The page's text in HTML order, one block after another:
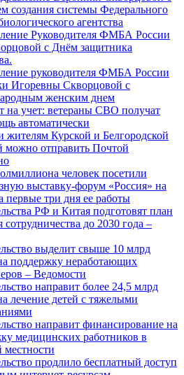
создания системы Федерального
агентства
Руководителя ФМБА России
с Днём защитника
руководителя ФМБА России
Игоревны Скворцовой с
женским днем
на учет: ветераны СВО получат
автоматически
жителям Курской и Белгородской
можно отправить Почтой
человек посетили
выставку-форум «Россия» на
три дня ее работы
РФ и Китая подготовят план
сотрудничества до 2030 года –
выделит свыше 10 млрд
поддержку неработающих
– Ведомости
направит более 24,5 млрд
лечение детей с тяжелыми
направит финансирование на
медицинских работников в
местности
продлило бесплатный доступ